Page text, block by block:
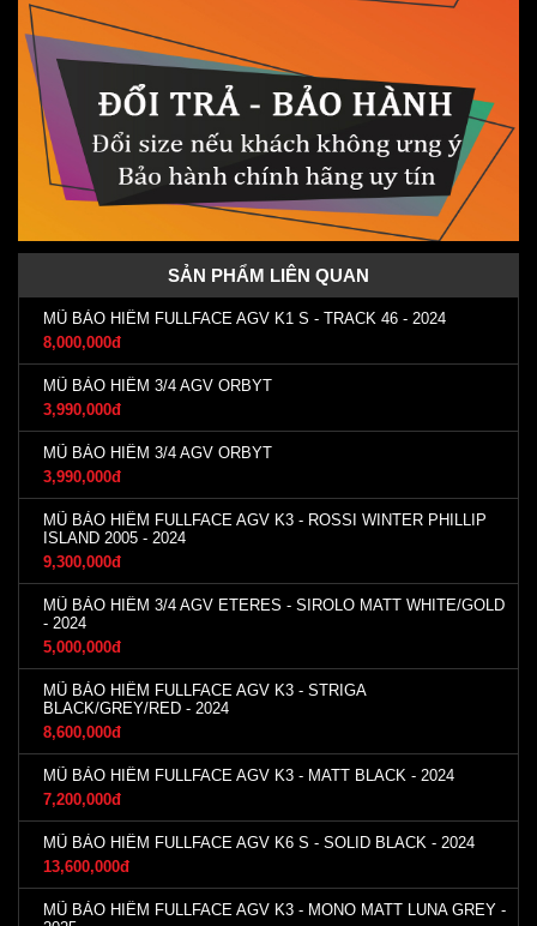
SẢN PHẨM LIÊN QUAN
MŨ BẢO HIỂM FULLFACE AGV K1 S - TRACK 46 - 2024
8,000,000đ
MŨ BẢO HIỂM 3/4 AGV ORBYT
3,990,000đ
MŨ BẢO HIỂM 3/4 AGV ORBYT
3,990,000đ
MŨ BẢO HIỂM FULLFACE AGV K3 - ROSSI WINTER PHILLIP
ISLAND 2005 - 2024
9,300,000đ
MŨ BẢO HIỂM 3/4 AGV ETERES - SIROLO MATT WHITE/GOLD
- 2024
5,000,000đ
MŨ BẢO HIỂM FULLFACE AGV K3 - STRIGA
BLACK/GREY/RED - 2024
8,600,000đ
MŨ BẢO HIỂM FULLFACE AGV K3 - MATT BLACK - 2024
7,200,000đ
MŨ BẢO HIỂM FULLFACE AGV K6 S - SOLID BLACK - 2024
13,600,000đ
MŨ BẢO HIỂM FULLFACE AGV K3 - MONO MATT LUNA GREY -